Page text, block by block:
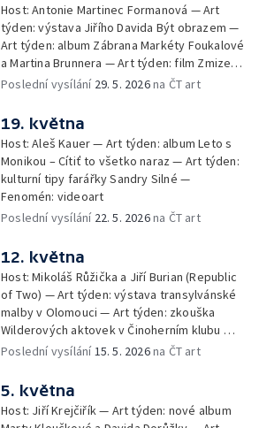
Host: Antonie Martinec Formanová — Art
týden: výstava Jiřího Davida Být obrazem —
Art týden: album Zábrana Markéty Foukalové
a Martina Brunnera — Art týden: film Zmizení
Josefa Mengeleho Kirilla Serebrennikova —
Poslední vysílání 29. 5. 2026na ČT art
19. května
Host: Aleš Kauer — Art týden: album Leto s
Monikou – Cítiť to všetko naraz — Art týden:
kulturní tipy farářky Sandry Silné —
Fenomén: videoart
Poslední vysílání 22. 5. 2026na ČT art
12. května
Host: Mikoláš Růžička a Jiří Burian (Republic
of Two) — Art týden: výstava transylvánské
malby v Olomouci — Art týden: zkouška
Wilderových aktovek v Činoherním klubu —
Fenomén: škrty v projektu Česká knihovna
Poslední vysílání15. 5. 2026na ČT art
5. května
Host: Jiří Krejčiřík — Art týden: nové album